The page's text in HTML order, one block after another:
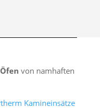
von namhaften
Kamineinsätze